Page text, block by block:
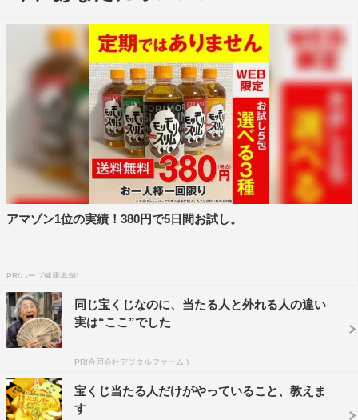
『プレバト!!』「ストーンアートの才能ランキング」前回放送の作品
「俳句」査定は、四季ごとに芸能界の俳句王を決定する俳
句タイトル戦「金秋戦」予選Aブロックを行う。「ファッ
ションの秋」をお題にFUJIWARA・藤本敏史、馬場典子、
決勝に出してあげたい」と絶賛する超ハイレベルな戦いと
なる。
シード権を持つ春の王者・立川志らく、永世名人の梅沢富
美男、フルーツポンチ・村上健志の3人が待ち構える決勝
に進むのは一体誰なのか。
アマゾン1位の実績！380円で5日間お試し。
PR(ハーブ健康本舗)
同じ宝くじなのに、当たる人と外れる人の違い
実は“ここ”でした
PR(合同会社デジタルファーム )
宝くじ当たる人だけがやっていること、教えま
す